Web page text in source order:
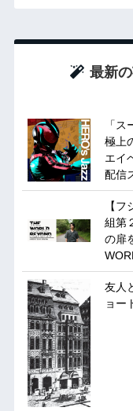
最新
「
極上
エイ
配信
【
組第
の扉
友人
ョー